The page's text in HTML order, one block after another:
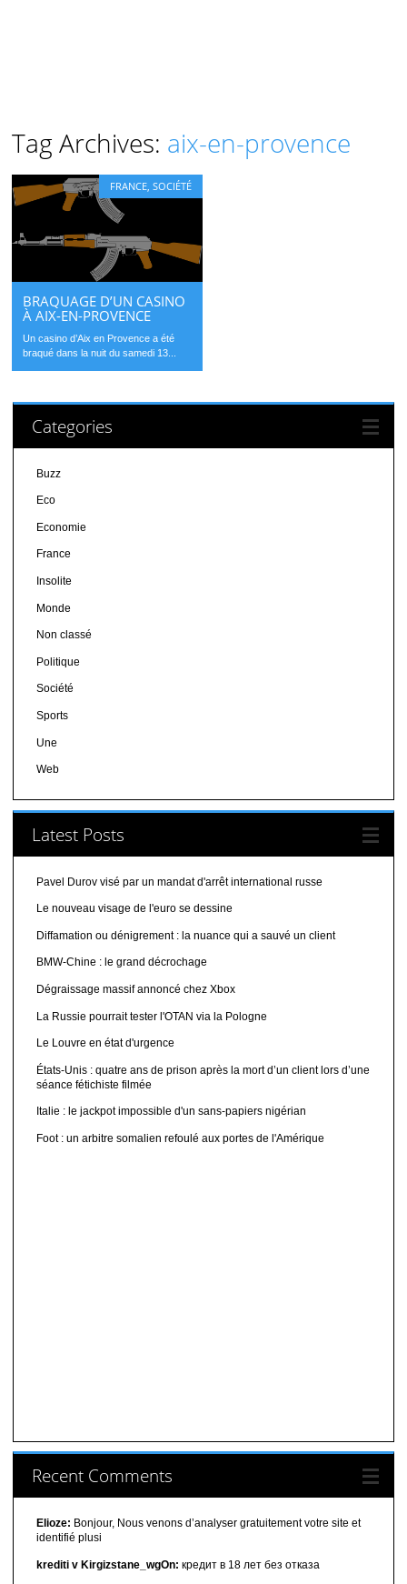
Tag Archives: aix-en-provence
FRANCE ,SOCIÉTÉ
BRAQUAGE D’UN CASINO
À AIX-EN-PROVENCE
Un casino d’Aix en Provence a été
braqué dans la nuit du samedi 13...
Categories
Buzz
Eco
Economie
France
Insolite
Monde
Non classé
Politique
Société
Sports
Une
Web
Latest Posts
Pavel Durov visé par un mandat d'arrêt international russe
Le nouveau visage de l'euro se dessine
Diffamation ou dénigrement : la nuance qui a sauvé un client
BMW-Chine : le grand décrochage
Dégraissage massif annoncé chez Xbox
La Russie pourrait tester l'OTAN via la Pologne
Le Louvre en état d'urgence
États-Unis : quatre ans de prison après la mort d’un client lors d’une
séance fétichiste filmée
Italie : le jackpot impossible d'un sans-papiers nigérian
Foot : un arbitre somalien refoulé aux portes de l'Amérique
Recent Comments
Elioze: Bonjour, Nous venons d’analyser gratuitement votre site et
identifié plusi
krediti v Kirgizstane_wgOn: кредит в 18 лет без отказа